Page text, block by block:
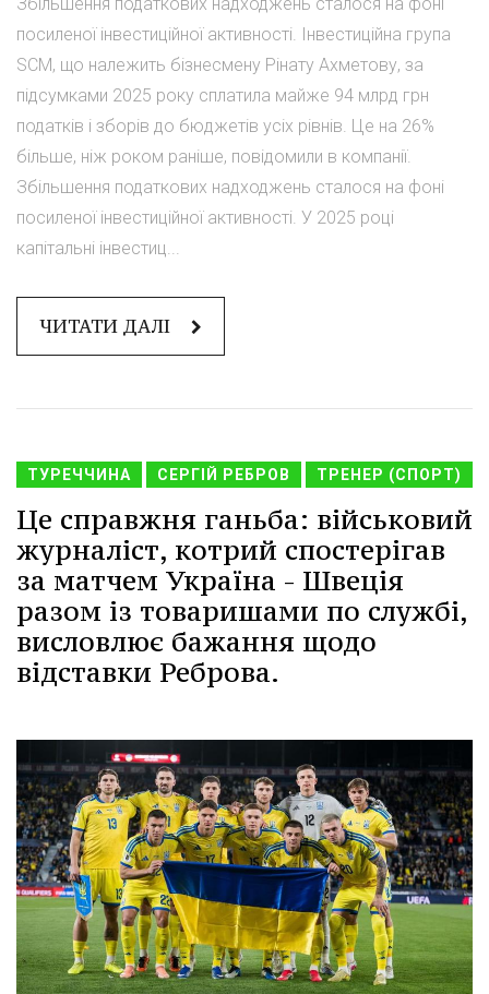
посиленої інвестиційної активності. Інвестиційна група
SCM, що належить бізнесмену Рінату Ахметову, за
підсумками 2025 року сплатила майже 94 млрд грн
податків і зборів до бюджетів усіх рівнів. Це на 26%
більше, ніж роком раніше, повідомили в компанії.
Збільшення податкових надходжень сталося на фоні
посиленої інвестиційної активності. У 2025 році
капітальні інвестиц...
ЧИТАТИ ДАЛІ
ТУРЕЧЧИНА СЕРГІЙ РЕБРОВ ТРЕНЕР (СПОРТ)
Це справжня ганьба: військовий
журналіст, котрий спостерігав
за матчем Україна - Швеція
разом із товаришами по службі,
висловлює бажання щодо
відставки Реброва.